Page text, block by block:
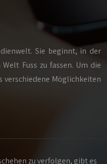
Sie beginnt, in der
Fuss zu fassen. Um die
verschiedene Möglichkeiten
zu verfolgen, gibt es